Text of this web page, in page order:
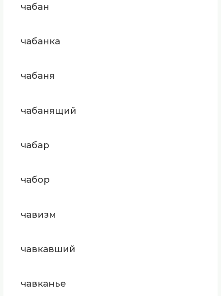
чабан
чабанка
чабаня
чабанящий
чабар
чабор
чавизм
чавкавший
чавканье